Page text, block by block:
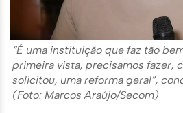
“É uma instituição que faz tão
primeira vista, precisamos fazer,
solicitou, uma reforma geral”,
(Foto: Marcos Araújo/Secom)